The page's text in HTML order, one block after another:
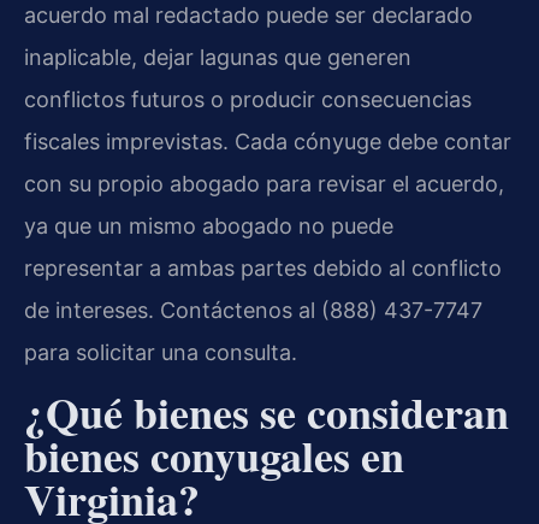
acuerdo mal redactado puede ser declarado
inaplicable, dejar lagunas que generen
conflictos futuros o producir consecuencias
fiscales imprevistas. Cada cónyuge debe contar
con su propio abogado para revisar el acuerdo,
ya que un mismo abogado no puede
representar a ambas partes debido al conflicto
de intereses. Contáctenos al (888) 437-7747
para solicitar una consulta.
¿Qué bienes se consideran
bienes conyugales en
Virginia?